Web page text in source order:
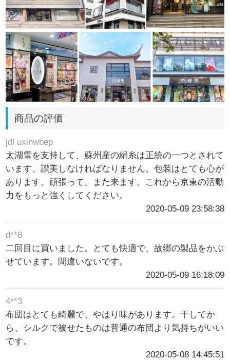
商品の評価
jdl uxinwbep
太湖雪を支持して、蘇州産の絹糸は正統の一つとされて
います。讃美しなければなりません。包装はとても心が
あります。頑張って、また来ます。これから京東の活動
力をもっと強くしてください。
2020-05-09 23:58:38
d**8
二回目に買いました。とても快適で、故郷の製品をかぶ
せています。間違いないです。
2020-05-09 16:18:09
4**3
布団はとても綺麗で、やはり味があります。干してか
ら、シルクで被せたものは普通の布団より気持ちがいい
です。
2020-05-08 14:45:51